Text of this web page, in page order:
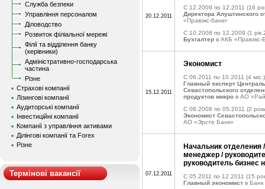
Служба безпеки
Управління персоналом
Діловодство
Розвиток філіальної мережі
Філії та відділення банку
(керівники)
Адміністративно-господарська
частина
Різне
Страхові компанії
Лізингові компанії
Аудиторські компанії
Інвестиційні компанії
Компанії з управління активами
Ділінгові компанії та Forex
Різне
Термінові вакансії
20.12.2011
C 12.2009 по 12.2011 (16
Директора Алуштинского
«Правэкс-банк»
C 10.2008 по 12.2009 (1 рік
Бухгалтер в АКБ «Правэкс-
15.12.2011
Экономист
C 06.2011 по 10.2011 (4 міс.)
Главный эксперт
Севастопольского
продуктов микро в АО
C 08.2008 по 05.2011 (2
Экономист
АО «Эрсте Банк»
07.12.2011
Начальник отделения
менеджер /
руководитель бизнес
C 05.2011 по 12.2011 (15
Главный экономист в Банк